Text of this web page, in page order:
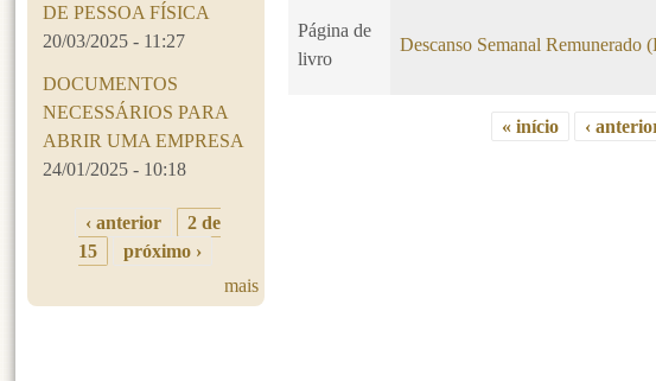
Página de
livro
Descanso Semanal Remunerado
« início ‹
DE PESSOA FÍSICA
20/03/2025 - 11:27
DOCUMENTOS
NECESSÁRIOS PARA
ABRIR UMA EMPRESA
24/01/2025 - 10:18
‹ anterior
2 de
15
próximo ›
mais